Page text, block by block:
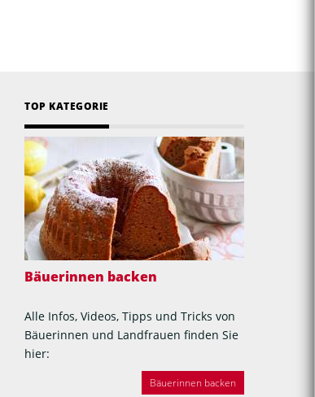
TOP KATEGORIE
Bäuerinnen backen
Alle Infos, Videos, Tipps und Tricks von
Bäuerinnen und Landfrauen finden Sie
hier:
Bäuerinnen backen